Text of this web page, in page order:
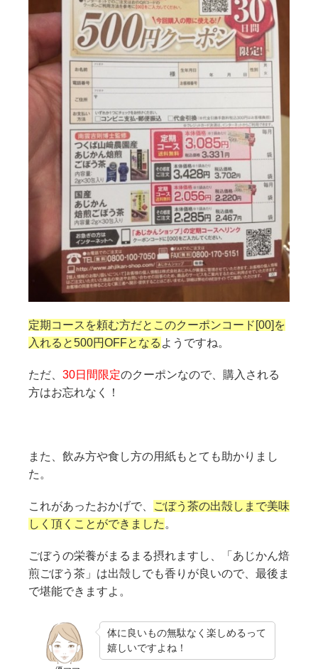
定期コースを頼む方だとこのクーポンコード[00]を
入れると500円OFFとなる ようですね。
ただ、 30日間限定のクーポンなので、購入される
方はお忘れなく！
また、飲み方や食し方の用紙もとても助かりまし
た。
これがあったおかげで、
ごぼう茶の出殻しまで美味
しく頂くことができました 。
ごぼうの栄養がまるまる摂れますし、「あじかん焙
煎ごぼう茶」は出殻しでも香りが良いので、最後ま
で堪能できますよ。
体に良いもの無駄なく楽しめるって
嬉しいですよね！